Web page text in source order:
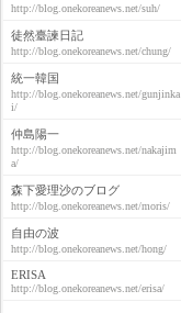
http://blog.onekoreanews.net/suh/
徒然臺諫日記
http://blog.onekoreanews.net/chung/
統一韓国
http://blog.onekoreanews.net/gunjinka
i/
仲島陽一
http://blog.onekoreanews.net/nakajim
a/
森下愛理沙のブログ
http://blog.onekoreanews.net/moris/
自由の波
http://blog.onekoreanews.net/hong/
ERISA
http://blog.onekoreanews.net/erisa/